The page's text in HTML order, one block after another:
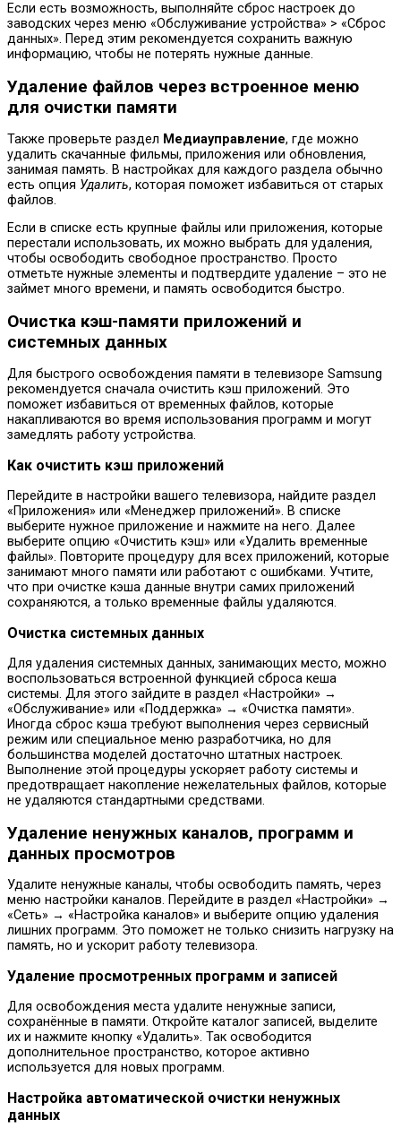
Если есть возможность, выполняйте сброс настроек до
заводских через меню «Обслуживание устройства» > «Сброс
данных». Перед этим рекомендуется сохранить важную
информацию, чтобы не потерять нужные данные.
Удаление файлов через встроенное меню
для очистки памяти
Также проверьте раздел Медиауправление, где можно
удалить скачанные фильмы, приложения или обновления,
занимая память. В настройках для каждого раздела обычно
есть опция Удалить, которая поможет избавиться от старых
файлов.
Если в списке есть крупные файлы или приложения, которые
перестали использовать, их можно выбрать для удаления,
чтобы освободить свободное пространство. Просто
отметьте нужные элементы и подтвердите удаление – это не
займет много времени, и память освободится быстро.
Очистка кэш-памяти приложений и
системных данных
Для быстрого освобождения памяти в телевизоре Samsung
рекомендуется сначала очистить кэш приложений. Это
поможет избавиться от временных файлов, которые
накапливаются во время использования программ и могут
замедлять работу устройства.
Как очистить кэш приложений
Перейдите в настройки вашего телевизора, найдите раздел
«Приложения» или «Менеджер приложений». В списке
выберите нужное приложение и нажмите на него. Далее
выберите опцию «Очистить кэш» или «Удалить временные
файлы». Повторите процедуру для всех приложений, которые
занимают много памяти или работают с ошибками. Учтите,
что при очистке кэша данные внутри самих приложений
сохраняются, а только временные файлы удаляются.
Очистка системных данных
Для удаления системных данных, занимающих место, можно
воспользоваться встроенной функцией сброса кеша
системы. Для этого зайдите в раздел «Настройки» →
«Обслуживание» или «Поддержка» → «Очистка памяти».
Иногда сброс кэша требуют выполнения через сервисный
режим или специальное меню разработчика, но для
большинства моделей достаточно штатных настроек.
Выполнение этой процедуры ускоряет работу системы и
предотвращает накопление нежелательных файлов, которые
не удаляются стандартными средствами.
Удаление ненужных каналов, программ и
данных просмотров
Удалите ненужные каналы, чтобы освободить память, через
меню настройки каналов. Перейдите в раздел «Настройки» →
«Сеть» → «Настройка каналов» и выберите опцию удаления
лишних программ. Это поможет не только снизить нагрузку на
память, но и ускорит работу телевизора.
Удаление просмотренных программ и записей
Для освобождения места удалите ненужные записи,
сохранённые в памяти. Откройте каталог записей, выделите
их и нажмите кнопку «Удалить». Так освободится
дополнительное пространство, которое активно
используется для новых программ.
Настройка автоматической очистки ненужных
данных